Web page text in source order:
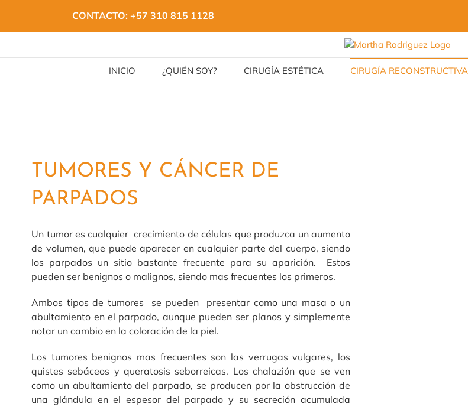
contenido
CONTACTO: +57 310 815 1128
INICIO ¿QUIÉN SOY? CIRUGÍA ESTÉTICA CIRUGÍA RECONSTRUCTIVA
TUMORES Y CÁNCER DE
PARPADOS
Un tumor es cualquier crecimiento de células que produzca un aumento
de volumen, que puede aparecer en cualquier parte del cuerpo, siendo
los parpados un sitio bastante frecuente para su aparición. Estos
pueden ser benignos o malignos, siendo mas frecuentes los primeros.
Ambos tipos de tumores se pueden presentar como una masa o un
abultamiento en el parpado, aunque pueden ser planos y simplemente
notar un cambio en la coloración de la piel.
Los tumores benignos mas frecuentes son las verrugas vulgares, los
quistes sebáceos y queratosis seborreicas. Los chalazión que se ven
como un abultamiento del parpado, se producen por la obstrucción de
una glándula en el espesor del parpado y su secreción acumulada